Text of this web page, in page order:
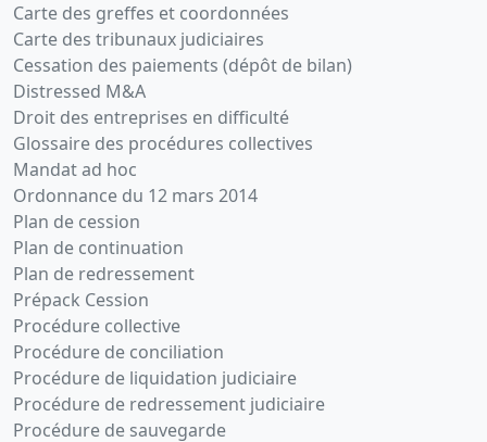
Carte des greffes et coordonnées
Carte des tribunaux judiciaires
Cessation des paiements (dépôt de bilan)
Distressed M&A
Droit des entreprises en difficulté
Glossaire des procédures collectives
Mandat ad hoc
Ordonnance du 12 mars 2014
Plan de cession
Plan de continuation
Plan de redressement
Prépack Cession
Procédure collective
Procédure de conciliation
Procédure de liquidation judiciaire
Procédure de redressement judiciaire
Procédure de sauvegarde